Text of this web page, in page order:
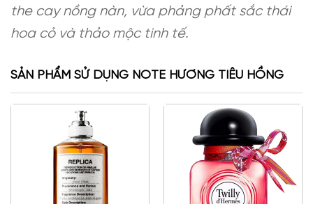
the cay nồng nàn, vừa phảng phất sắc thái
hoa cỏ và thảo mộc tinh tế.
SẢN PHẨM SỬ DỤNG NOTE HƯƠNG TIÊU HỒNG